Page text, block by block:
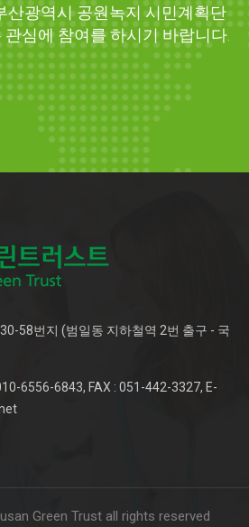
산광역시 공원녹지 시민계획단
심에 참여를 하시기 바랍니다.
58번지 (범일동 지하철역 2번 출구 - 국
6556-6843, FAX : 051-442-3327, E-
Green Trust all rights reserved